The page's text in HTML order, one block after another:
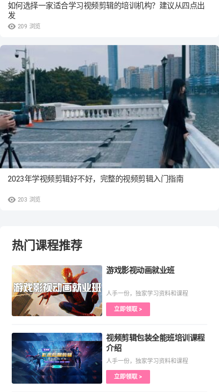
209 浏览
如何选择一家适合学习视频剪辑的培训机构？建议从四点出
发
203 浏览
2023年学视频剪辑好不好，完整的视频剪辑入门指南
热门课程推荐
游戏影视动画就业班
人手一份，独家学习资料和课程
立即领取 >
视频剪辑包装全能班培训课程
介绍
人手一份，独家学习资料和课程
立即领取 >